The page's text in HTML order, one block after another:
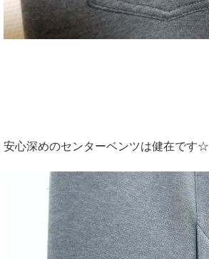
安心深めのセンターベンツは健在です☆